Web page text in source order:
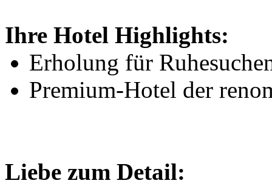
Ihre Hotel Highlights:
Erholung für
Premium-Hotel der
Liebe zum Detail: